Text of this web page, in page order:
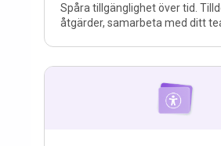
Spåra tillgänglighet över tid.
åtgärder, samarbeta med ditt